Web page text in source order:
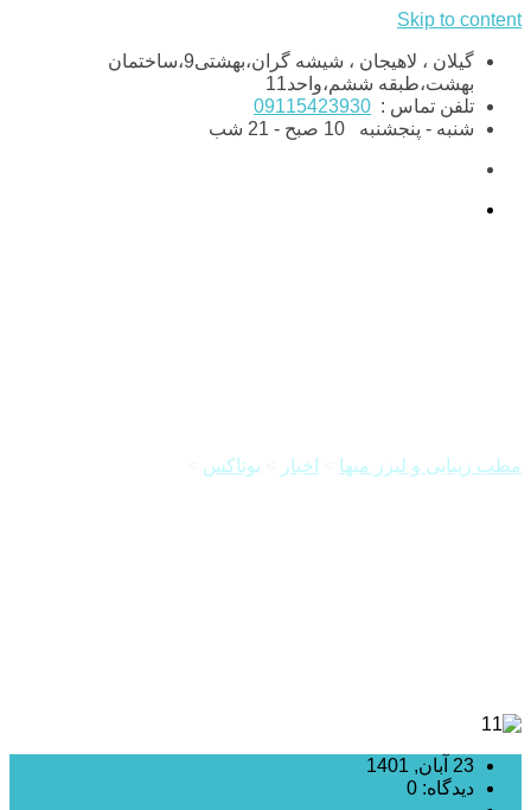
Skip to content
گیلان ، لاهیجان ، شیشه گران،بهشتی9،ساختمان
بهشت،طبقه ششم،واحد11
تلفن تماس : 09115423930
شنبه - پنجشنبه
مطب زیبایی و لیزر میها اخبار بوتاکس
23 آبان, 1401
دیدگاه: 0